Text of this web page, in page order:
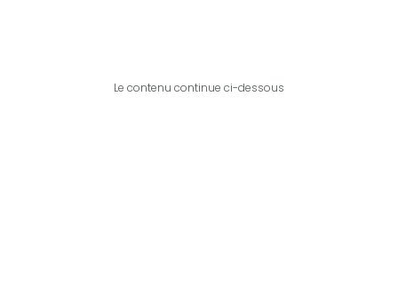
Le contenu continue ci-dessous